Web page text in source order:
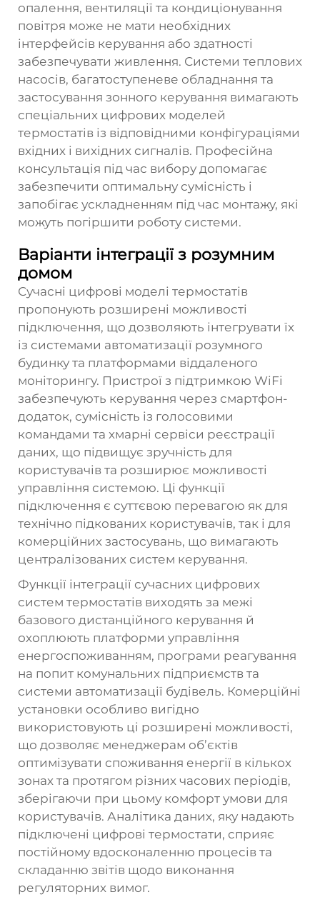
опалення, вентиляції та кондиціонування
повітря може не мати необхідних
інтерфейсів керування або здатності
забезпечувати живлення. Системи теплових
насосів, багатоступеневе обладнання та
застосування зонного керування вимагають
спеціальних цифрових моделей
термостатів із відповідними конфігураціями
вхідних і вихідних сигналів. Професійна
консультація під час вибору допомагає
забезпечити оптимальну сумісність і
запобігає ускладненням під час монтажу, які
можуть погіршити роботу системи.
Варіанти інтеграції з розумним
домом
Сучасні цифрові моделі термостатів
пропонують розширені можливості
підключення, що дозволяють інтегрувати їх
із системами автоматизації розумного
будинку та платформами віддаленого
моніторингу. Пристрої з підтримкою WiFi
забезпечують керування через смартфон-
додаток, сумісність із голосовими
командами та хмарні сервіси реєстрації
даних, що підвищує зручність для
користувачів та розширює можливості
управління системою. Ці функції
підключення є суттєвою перевагою як для
технічно підкованих користувачів, так і для
комерційних застосувань, що вимагають
централізованих систем керування.
Функції інтеграції сучасних цифрових
систем термостатів виходять за межі
базового дистанційного керування й
охоплюють платформи управління
енергоспоживанням, програми реагування
на попит комунальних підприємств та
системи автоматизації будівель. Комерційні
установки особливо вигідно
використовують ці розширені можливості,
що дозволяє менеджерам об’єктів
оптимізувати споживання енергії в кількох
зонах та протягом різних часових періодів,
зберігаючи при цьому комфорт умови для
користувачів. Аналітика даних, яку надають
підключені цифрові термостати, сприяє
постійному вдосконаленню процесів та
складанню звітів щодо виконання
регуляторних вимог.